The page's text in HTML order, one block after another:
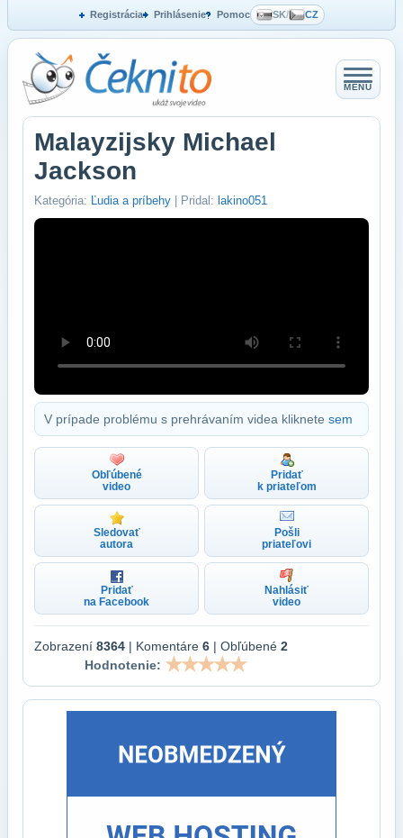
Registrácia Prihlásenie Pomoc SK/ CZ
MENU
Malayzijsky Michael
Jackson
Kategória: Ľudia a príbehy | Pridal: lakino051
V prípade problému s prehrávaním videa kliknete sem
Obľúbené
video
Pridať
k priateľom
Sledovať
autora
Pošli
priateľovi
Pridať
na Facebook
Nahlásiť
video
Zobrazení 8364 | Komentáre 6 | Obľúbené 2
Hodnotenie: